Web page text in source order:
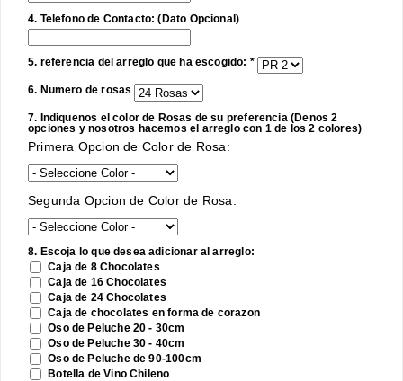
4. Telefono de Contacto: (Dato Opcional)
5. referencia del arreglo que ha escogido: *
6. Numero de rosas
7. Indiquenos el color de Rosas de su preferencia (Denos 2
opciones y nosotros hacemos el arreglo con 1 de los 2 colores)
Primera Opcion de Color de Rosa:
Segunda Opcion de Color de Rosa:
8. Escoja lo que desea adicionar al arreglo:
Caja de 8 Chocolates
Caja de 16 Chocolates
Caja de 24 Chocolates
Caja de chocolates en forma de corazon
Oso de Peluche 20 - 30cm
Oso de Peluche 30 - 40cm
Oso de Peluche de 90-100cm
Botella de Vino Chileno